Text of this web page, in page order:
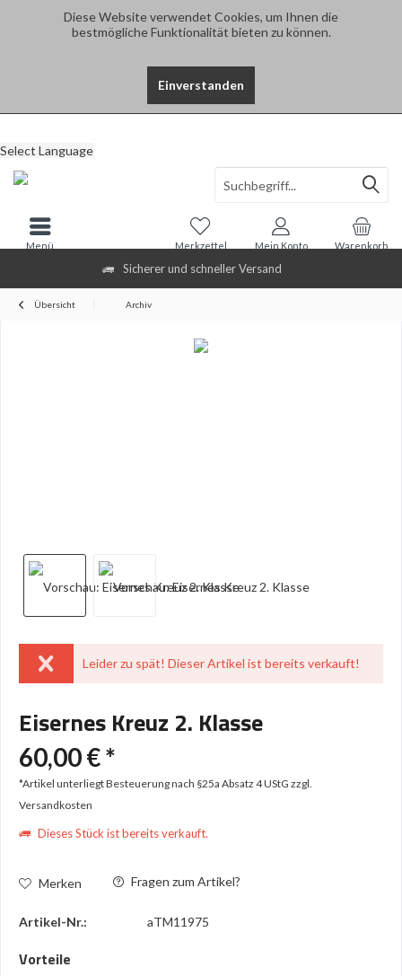
Diese Website verwendet Cookies, um Ihnen die
bestmögliche Funktionalität bieten zu können.
Einverstanden
Sicherer und schneller Versand
Select Language
Warenkorb
Merkzettel Mein Konto
Menü
Übersicht Archiv
Leider zu spät! Dieser Artikel ist bereits verkauft!
Eisernes Kreuz 2. Klasse
60,00 € *
*Artikel unterliegt Besteuerung nach §25a Absatz 4 UStG zzgl.
Versandkosten
Dieses Stück ist bereits verkauft.
Merken Fragen zum Artikel?
Artikel-Nr.: aTM11975
Vorteile